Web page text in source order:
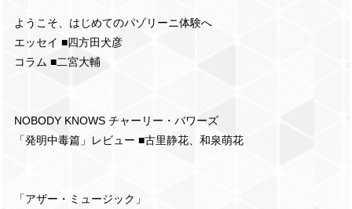
ようこそ、はじめてのパゾリーニ体験へ
エッセイ ■四方田犬彦
コラム ■二宮大輔
NOBODY KNOWS チャーリー・バワーズ
「発明中毒篇」レビュー ■古里静花、和泉萌花
「アザー・ミュージック」